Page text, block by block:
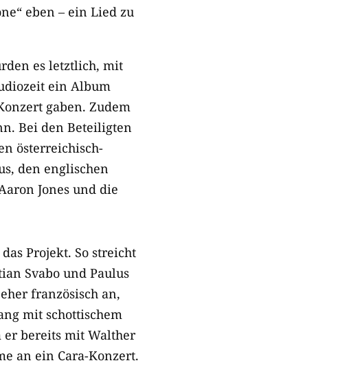
eben – ein Lied zu
es letztlich, mit
ein Album
gaben. Zudem
Bei den Beteiligten
österreichisch-
den englischen
Jones und die
Projekt. So streicht
Svabo und Paulus
französisch an,
mit schottischem
er bereits mit Walther
an ein Cara-Konzert.